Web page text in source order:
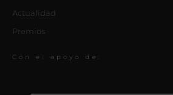
Actualidad
Premios
Con el apoyo de: